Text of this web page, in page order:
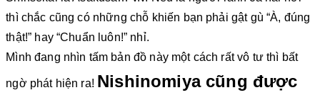
thì chắc cũng có những chỗ khiến bạn phải gật gù “À, đúng
thật!” hay “Chuẩn luôn!” nhỉ.
Mình đang nhìn tấm bản đồ này một cách rất vô tư thì bất
ngờ phát hiện ra! Nishinomiya cũng được